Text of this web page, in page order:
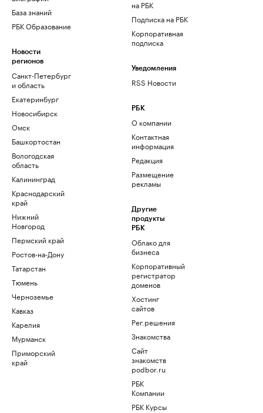
База знаний
РБК Образование
Новости
регионов
Санкт-Петербург
и область
Екатеринбург
Новосибирск
Омск
Башкортостан
Вологодская
область
Калининград
Краснодарский
край
Нижний
Новгород
Пермский край
Ростов-на-Дону
Татарстан
Тюмень
Черноземье
Кавказ
Карелия
Мурманск
Приморский
край
на РБК
Подписка на РБК
Корпоративная
подписка
Уведомления
RSS Новости
РБК
О компании
Контактная
информация
Редакция
Размещение
рекламы
Другие
продукты
РБК
Облако для
бизнеса
Корпоративный
регистратор
доменов
Хостинг
сайтов
Рег.решения
Знакомства
Сайт
знакомств
podbor.ru
РБК
Компании
РБК Курсы